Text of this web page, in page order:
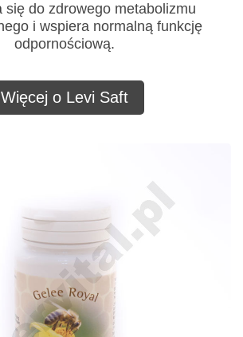
się do zdrowego metabolizmu
i wspiera normalną funkcję
odpornościową.
Więcej o Levi Saft